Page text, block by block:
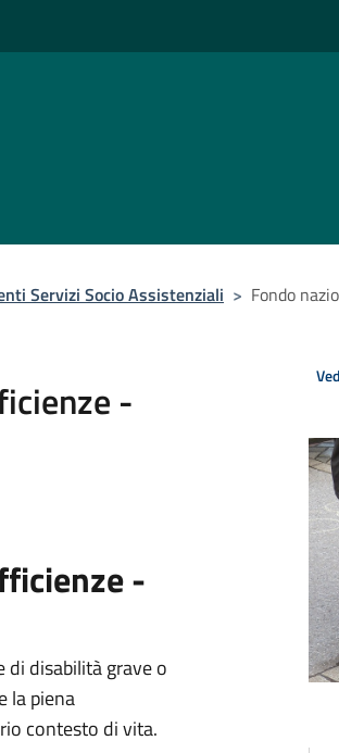
Servizi Socio Assistenziali > Fondo
-
-
di disabilità grave o
la piena
contesto di vita.